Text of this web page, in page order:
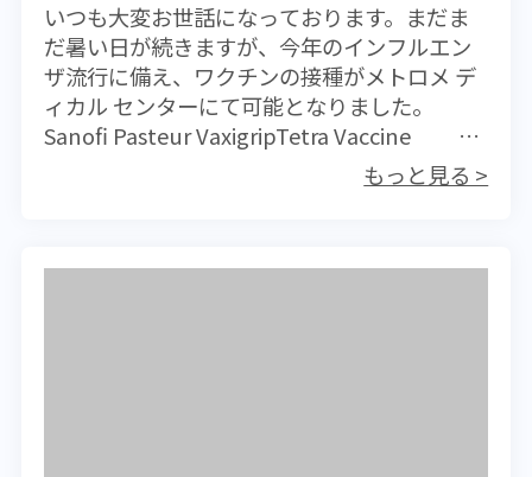
いつも大変お世話になっております。まだま
だ暑い日が続きますが、今年のインフルエン
ザ流行に備え、ワクチンの接種がメトロメ デ
ィカル センターにて可能となりました。
Sanofi Pasteur VaxigripTetra Vaccine
（HK＄350／1回）生後6か月以上で接種可能
ですが、9歳以下でこれまでにワクチン接種の
もっと見る >